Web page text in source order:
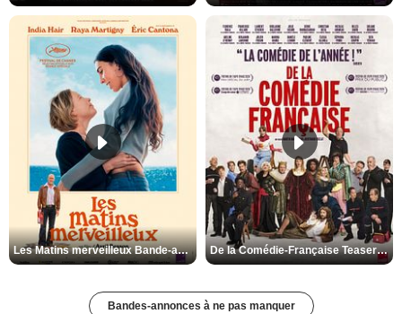
Les Matins merveilleux Bande-annonce VF De la Comédie-Française Teaser VF
Bandes-annonces à ne pas manquer